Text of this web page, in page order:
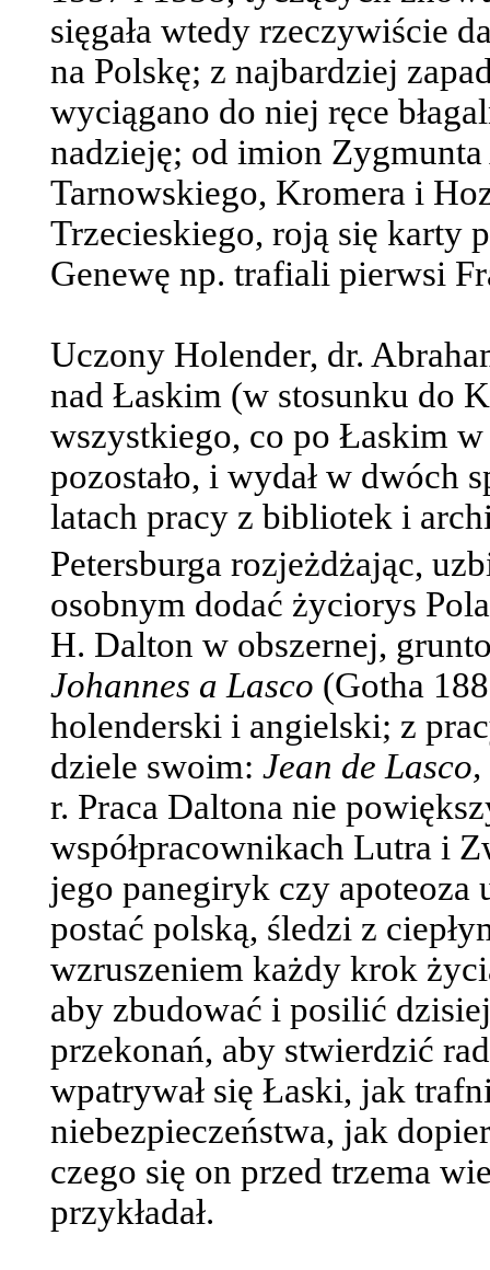
sięgała wtedy rzeczywiście
na Polskę; z najbardziej
wyciągano do niej ręce
nadzieję; od imion Zygmunta
Tarnowskiego, Kromera i
Trzecieskiego, roją się karty
Genewę np. trafiali pierwsi
Uczony Holender, dr.
nad Łaskim (w stosunku do
wszystkiego, co po Łaskim
pozostało, i wydał w dwóch
latach pracy z bibliotek i
Petersburga rozjeżdżając,
osobnym dodać życiorys
H. Dalton w obszernej,
Johannes a Lasco (Gotha
holenderski i angielski; z
dziele swoim: Jean de Lasco,
r. Praca Daltona nie
współpracownikach Lutra i
jego panegiryk czy
postać polską, śledzi z
wzruszeniem każdy krok
aby zbudować i posilić
przekonań, aby stwierdzić
wpatrywał się Łaski, jak
niebezpieczeństwa, jak
czego się on przed trzema
przykładał.